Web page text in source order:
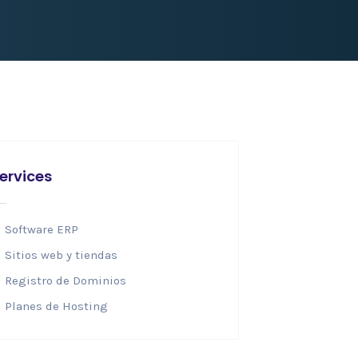
Software ERP
Sitios web y tiendas
Registro de Dominios
Planes de Hosting